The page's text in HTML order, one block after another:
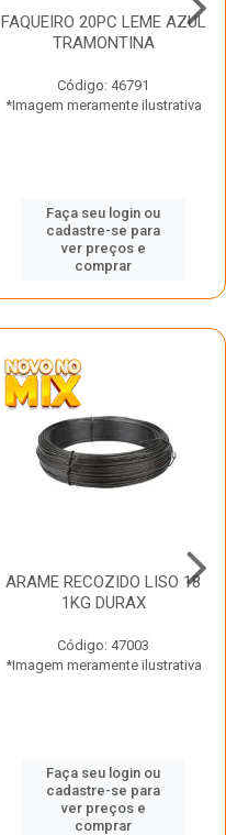
FAQUEIRO 20PC LEME AZUL
TRAMONTINA
Código: 46791
*Imagem meramente ilustrativa
Faça seu login ou
cadastre-se para
ver preços e
comprar
ARAME RECOZIDO LISO 18
1KG DURAX
Código: 47003
*Imagem meramente ilustrativa
Faça seu login ou
cadastre-se para
ver preços e
comprar